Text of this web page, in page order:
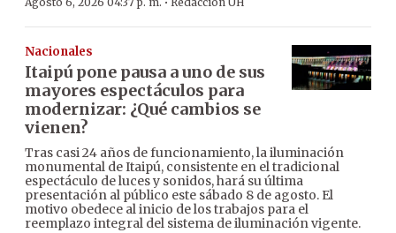
Nacionales
Itaipú pone pausa a uno de sus
mayores espectáculos para
modernizar: ¿Qué cambios se
vienen?
Tras casi 24 años de funcionamiento, la iluminación
monumental de Itaipú, consistente en el tradicional
espectáculo de luces y sonidos, hará su última
presentación al público este sábado 8 de agosto. El
motivo obedece al inicio de los trabajos para el
reemplazo integral del sistema de iluminación vigente.